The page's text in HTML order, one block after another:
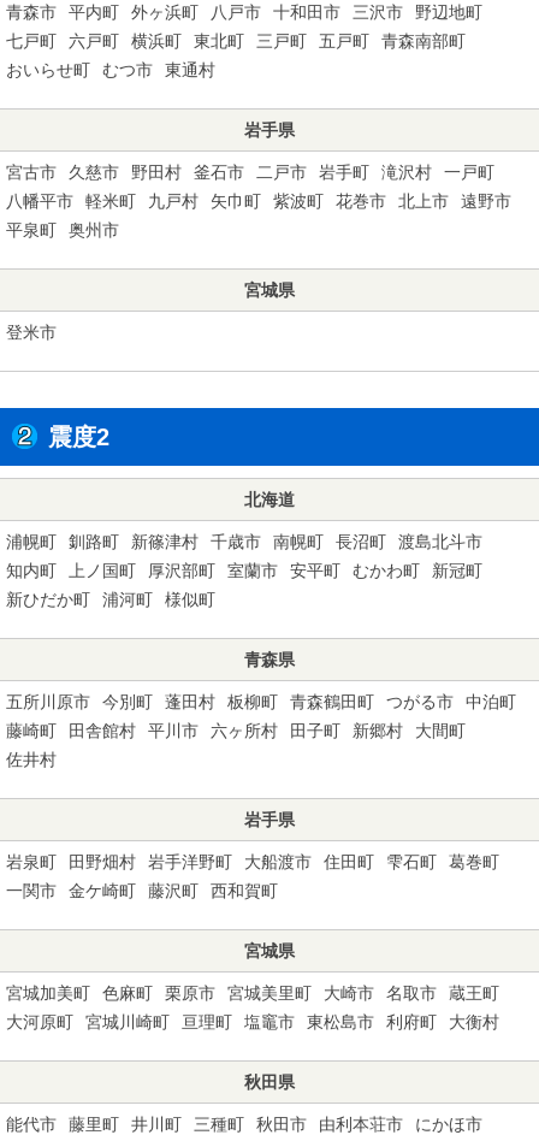
青森市 平内町 外ヶ浜町 八戸市 十和田市 三沢市
野辺地町
七戸町
六戸町 横浜町 東北町 三戸町 五戸町
青森南部町
おいらせ町
むつ市 東通村
岩手県
宮古市 久慈市 野田村 釜石市 二戸市 岩手町 滝沢村
一戸町
八幡平市
軽米町 九戸村 矢巾町 紫波町 花巻市 北上市
遠野市
平泉町
奥州市
宮城県
登米市
震度2
北海道
浦幌町 釧路町 新篠津村 千歳市 南幌町 長沼町
渡島北斗市
知内町
上ノ国町 厚沢部町 室蘭市 安平町 むかわ町
新冠町
新ひだか町
浦河町 様似町
青森県
五所川原市 今別町 蓬田村 板柳町 青森鶴田町 つがる市
中泊町
藤崎町
田舎館村 平川市 六ヶ所村 田子町 新郷村
大間町
佐井村
岩手県
岩泉町 田野畑村 岩手洋野町 大船渡市 住田町 雫石町
葛巻町
一関市
金ケ崎町 藤沢町 西和賀町
宮城県
宮城加美町 色麻町 栗原市 宮城美里町 大崎市 名取市
蔵王町
大河原町
宮城川崎町 亘理町 塩竈市 東松島市 利府町 大衡村
秋田県
能代市 藤里町 井川町 三種町 秋田市 由利本荘市
にかほ市